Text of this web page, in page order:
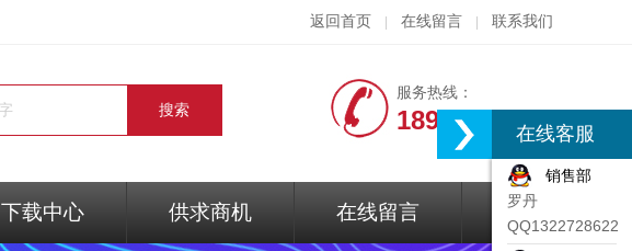
返回首页 在线留言 联系我们
服务热线：
18917074297
下载中心 供求商机 在线留言 联系我们
在线客服
销售部
罗丹
QQ1322728622